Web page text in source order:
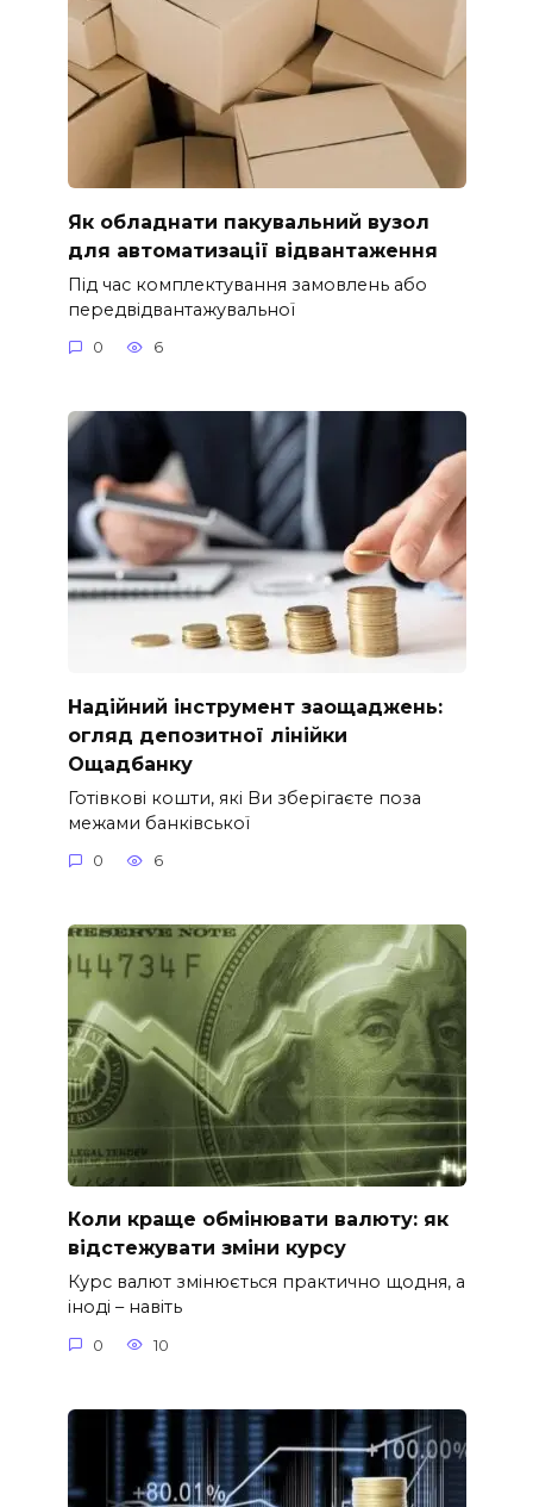
Як обладнати пакувальний вузол
для автоматизації відвантаження
Під час комплектування замовлень або
передвідвантажувальної
0 6
Надійний інструмент заощаджень:
огляд депозитної лінійки
Ощадбанку
Готівкові кошти, які Ви зберігаєте поза
межами банківської
0 6
Коли краще обмінювати валюту: як
відстежувати зміни курсу
Курс валют змінюється практично щодня, а
іноді – навіть
0 10